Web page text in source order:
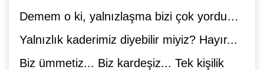
Demem o ki, yalnızlaşma bizi çok yordu…
Yalnızlık kaderimiz diyebilir miyiz? Hayır...
Biz ümmetiz... Biz kardeşiz... Tek kişilik